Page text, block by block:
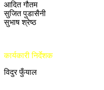
आदित गौतम
सुजित पुडासैनी
सुभाष श्रेष्ठ
कार्यकारी निर्देशक
विदुर फुँयाल